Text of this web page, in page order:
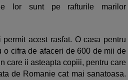
lor sunt pe rafturile marilor
acest rasfat. O casa pentru
o cifra de afaceri de 600 de mii de
care ii asteapta copiii, pentru care
de Romanie cat mai sanatoasa.